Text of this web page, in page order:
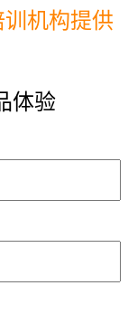
机构提供
体验